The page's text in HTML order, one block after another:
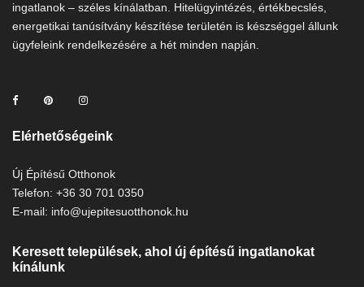
ingatlanok – széles kínálatban. Hitelügyintézés, értékbecslés,
energetikai tanúsítvány készítése területén is készséggel állunk
ügyfeleink rendelkezésére a hét minden napján.
Elérhetőségeink
Új Építésű Otthonok
Telefon: +36 30 701 0350
E-mail: info@ujepitesuotthonok.hu
Keresett települések, ahol új építésű ingatlanokat
kínálunk